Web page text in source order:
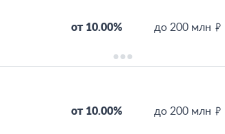
от 10.00% до 200 млн
от 10.00% до 200 млн